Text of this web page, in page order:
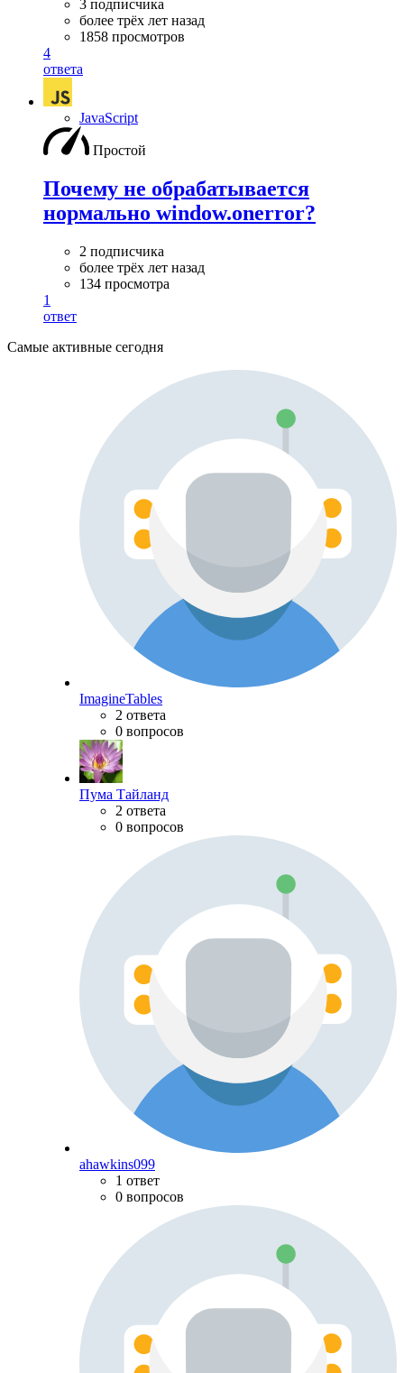
3 подписчика
более трёх лет назад
1858 просмотров
4
ответа
JavaScript
Простой
Почему не обрабатывается
нормально window.onerror?
2 подписчика
более трёх лет назад
134 просмотра
1
ответ
Самые активные сегодня
ImagineTables
2 ответа
0 вопросов
Пума Тайланд
2 ответа
0 вопросов
ahawkins099
1 ответ
0 вопросов